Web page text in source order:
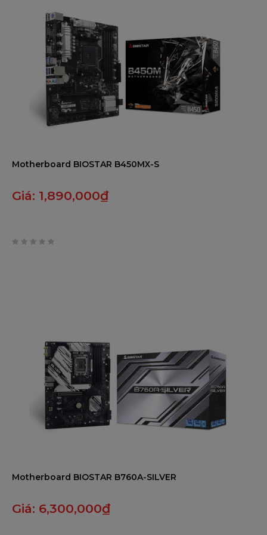
Kích thước: Micro ATX, 24.4cm x 24.4cm
Hệ điều hành: Hỗ trợ Windows 7/10/11 (64-bit)
Phần mềm đi kèm: BullGuard
2 x cáp SATA
Tính năng đặc biệt:
PCIe M.2 32Gb/s
BỘ PHỤ KIỆN KÈM THEO:
Motherboard BIOSTAR B450MX-S
Giá: 1,890,000₫
Motherboard BIOSTAR B760A-SILVER
Giá: 6,300,000₫